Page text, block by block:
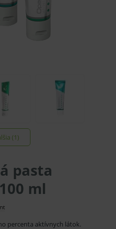
(1)
pasta
ml
percenta aktívnych látok.